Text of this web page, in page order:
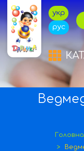
укр
рус
Головна